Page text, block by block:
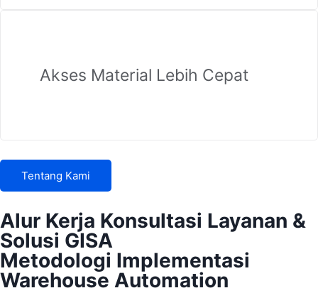
Akses Material Lebih Cepat
Tentang Kami
Alur Kerja Konsultasi Layanan &
Solusi GISA
Metodologi Implementasi
Warehouse Automation